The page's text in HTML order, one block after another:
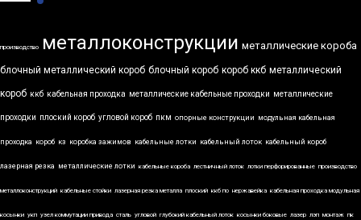
производство металлоконструкции металлические короба
блочный металлический короб блочный короб короб ккб металлический
короб ккб кабельная проходка металлические кабельные проходки металлические
проходки плоский короб угловой короб пкм опорные конструкции модульная кабельная
проходка короб кз коробка зажимов кабельные лотки кабельный лоток кабельный короб
лазерная резка металлические лотки кабельные короба лестничный лоток лотки перфорированные производство
металлоконструкций кабельные стойки лазерная резка металла плоский ккб по нержавейка кабельная проходка модульная
косынки укп узел коммутации привода сталь угловой глубокий кабельный лоток косынки боковые лазер лэп монтаж пк